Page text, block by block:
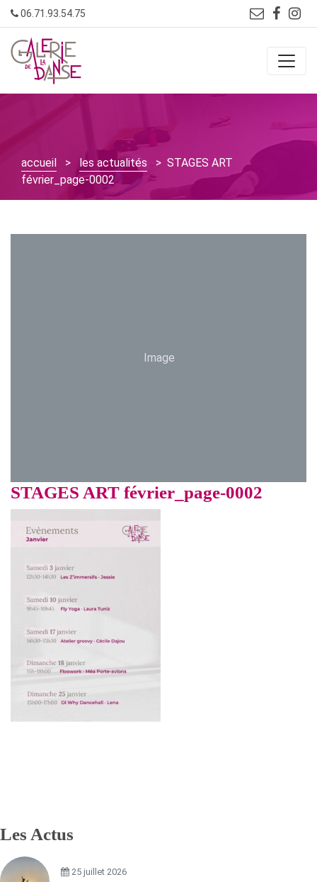
Skip
to
content
06.71.93.54.75
accueil > les actualités > STAGES ART
février_page-0002
Image
STAGES ART février_page-0002
Les Actus
25 juillet 2026